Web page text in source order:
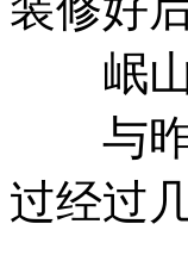
岷山
与昨
过经过